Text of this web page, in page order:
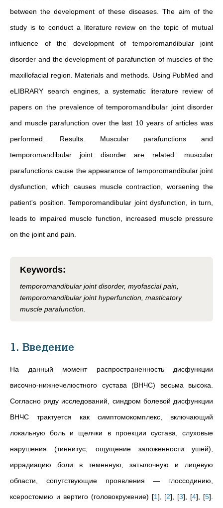
between the development of these diseases. The aim of the
study is to conduct a literature review on the topic of mutual
influence of the development of temporomandibular joint
disorder and the development of parafunction of muscles of the
maxillofacial region. Materials and methods. Using PubMed and
eLIBRARY search engines, a systematic literature review of
papers on the prevalence of temporomandibular joint disorder
and muscle parafunction over the last 10 years of articles was
performed. Results. Muscular parafunctions and
temporomandibular joint disorder are related: muscular
parafunctions cause the appearance of temporomandibular joint
dysfunction, which causes muscle contraction, worsening the
patient's position. Temporomandibular joint dysfunction, in turn,
leads to impaired muscle function, increased muscle pressure
on the joint and pain.
Keywords:
temporomandibular joint disorder, myofascial pain,
temporomandibular joint hyperfunction, masticatory
muscle parafunction.
1. Введение
На данный момент распространенность дисфункции
височно-нижнечелюстного сустава (ВНЧС) весьма высока.
Согласно ряду исследований, синдром болевой дисфункции
ВНЧС трактуется как симптомокомплекс, включающий
локальную боль и щелчки в проекции сустава, слуховые
нарушения (тиннитус, ощущение заложенности ушей),
иррадиацию боли в теменную, затылочную и лицевую
области, сопутствующие проявления — глоссодинию,
ксеростомию и вертиго (головокружение) [1] [2] [3] [4] [5]